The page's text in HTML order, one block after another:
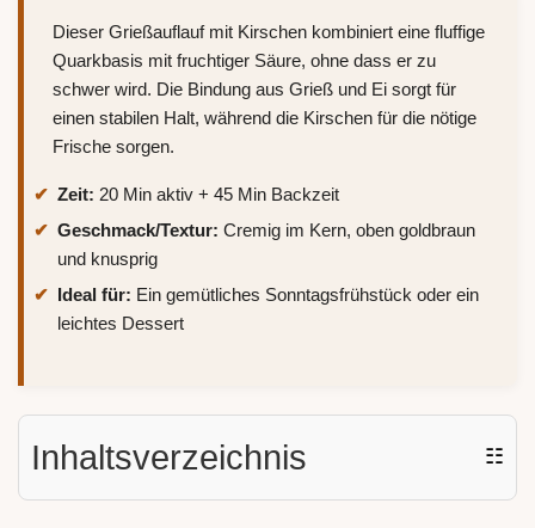
Dieser Grießauflauf mit Kirschen kombiniert eine fluffige
Quarkbasis mit fruchtiger Säure, ohne dass er zu
schwer wird. Die Bindung aus Grieß und Ei sorgt für
einen stabilen Halt, während die Kirschen für die nötige
Frische sorgen.
Zeit: 20 Min aktiv + 45 Min Backzeit
Geschmack/Textur: Cremig im Kern, oben goldbraun
und knusprig
Ideal für: Ein gemütliches Sonntagsfrühstück oder ein
leichtes Dessert
Inhaltsverzeichnis ☷